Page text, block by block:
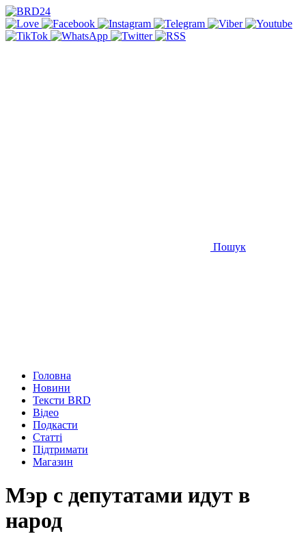
Пошук
Головна
Новини
Тексти BRD
Відео
Подкасти
Статті
Підтримати
Магазин
Мэр с депутатами идут в
народ